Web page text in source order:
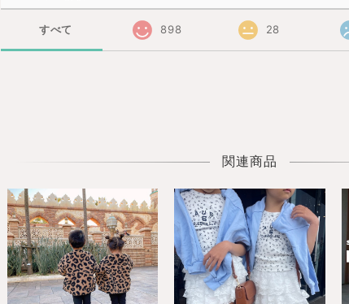
すべて 898 28
関連商品